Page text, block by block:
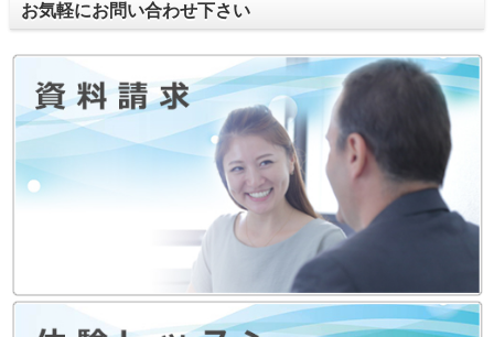
お気軽にお問い合わせ下さい